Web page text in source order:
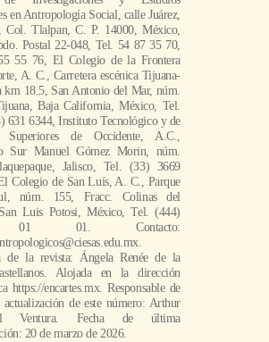
en Antropología Social, calle Juárez,
Col. Tlalpan, C. P. 14000, México,
Postal 22-048, Tel. 54 87 35 70,
55 76, El Colegio de la Frontera
A. C., Carretera escénica Tijuana-
km 18.5, San Antonio del Mar, núm.
Baja California, México, Tel.
631 6344, Instituto Tecnológico y de
Superiores de Occidente, A.C.,
Sur Manuel Gómez Morin, núm.
Jalisco, Tel. (33) 3669
Colegio de San Luís, A. C., Parque
núm. 155, Fracc. Colinas del
Luis Potosi, México, Tel. (444)
01 01. Contacto:
de la revista: Ángela Renée de la
Alojada en la dirección
https://encartes.mx. Responsable de
de este número: Arthur
Ventura. Fecha de última
20 de marzo de 2026.